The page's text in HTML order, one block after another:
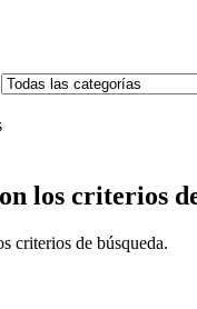
los criterios
criterios de búsqueda.